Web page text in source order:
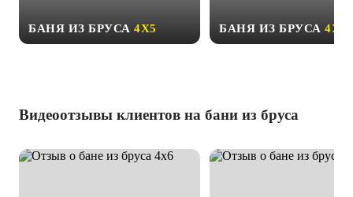
БАНЯ ИЗ БРУСА 4Х5 БАНЯ ИЗ БРУСА 4Х6
Видеоотзывы клиентов на бани из бруса